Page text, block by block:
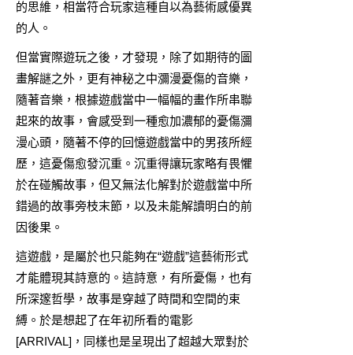
的思維，相當符合玩家這種自以為藝術感優異
的人。
但當實際遊玩之後，才發現，除了如期待的圖
畫解謎之外，更有神秘之中瀰漫憂傷的音樂，
隨著音樂，根據遊戲當中一幅幅的畫作所串聯
起來的故事，會感受到一種愈加濃郁的憂傷瀰
漫心頭，隨著不停的回憶遊戲當中的男孩所經
歷，這憂傷愈發沉重。沉重得讓玩家略有畏懼
於在碰觸故事，但又無法化解對於遊戲當中所
錯過的故事旁枝末節，以及未能解讀明白的前
因後果。
這遊戲，是屬於也只能夠在“遊戲”這藝術形式
才能體現其詩意的。這詩意，有所憂傷，也有
所深邃哲學，故事是穿越了時間和空間的束
縛。於是想起了在年初所看的電影
[ARRIVAL]，同樣也是呈現出了超越大眾對於